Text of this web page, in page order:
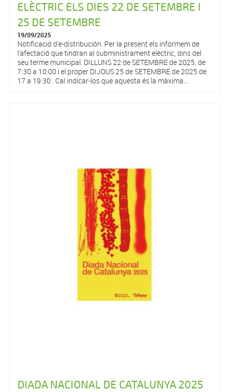
ELÈCTRIC ELS DIES 22 DE SETEMBRE I
25 DE SETEMBRE
19/09/2025
Notificació d'e-distribución. Per la present els informem de
l’afectació que tindran al subministrament elèctric, dins del
seu terme municipal. DILLUNS 22 de SETEMBRE de 2025, de
7:30 a 10:00 i el proper DIJOUS 25 de SETEMBRE de 2025 de
17 a 19:30 . Cal indicar-los que aquesta és la màxima...
DIADA NACIONAL DE CATALUNYA 2025